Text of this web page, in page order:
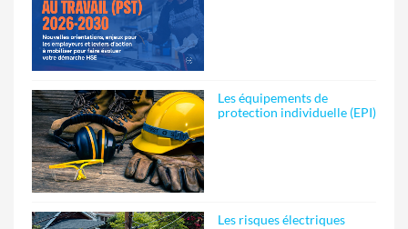
Les équipements de
protection individuelle (EPI)
Les risques électriques